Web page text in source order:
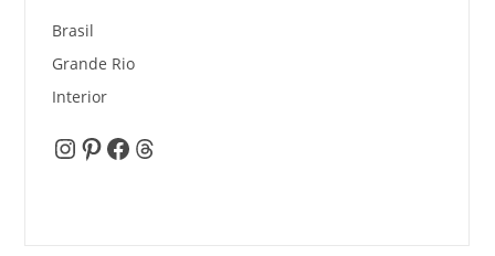
Brasil
Grande Rio
Interior
Instagram
Pinterest
Facebook
Threads